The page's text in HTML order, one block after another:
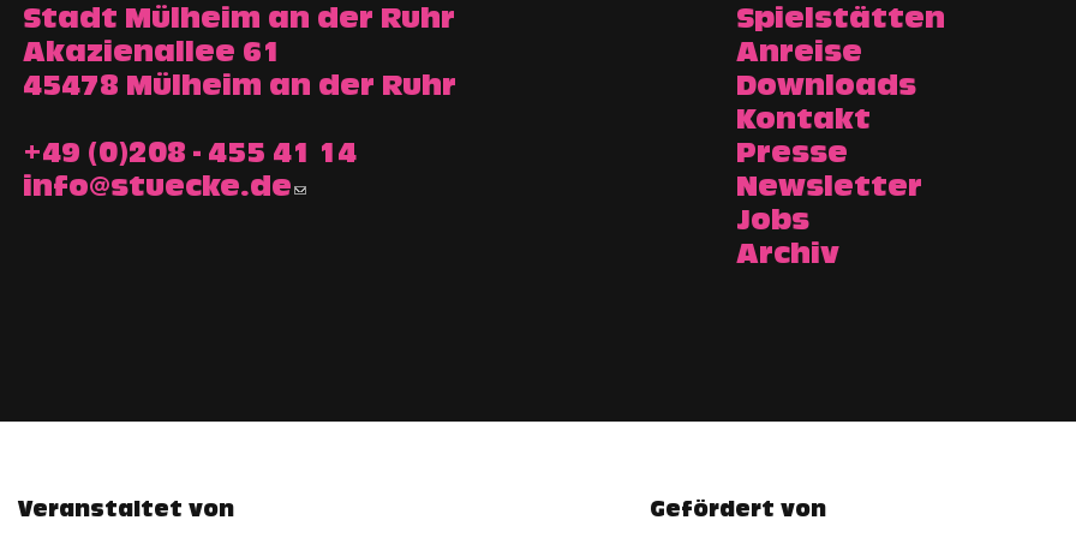
Stadt Mülheim an der Ruhr
Akazienallee 61
45478 Mülheim an der Ruhr
+49 (0)208 - 455 41 14
info@stuecke.de
Spielstätten
Anreise
Downloads
Kontakt
Presse
Newsletter
Jobs
Archiv
Veranstaltet von Gefördert von